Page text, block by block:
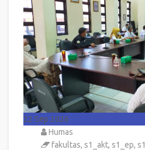
22 Sep 2026
Humas
fakultas, s1_akt, s1_ep,